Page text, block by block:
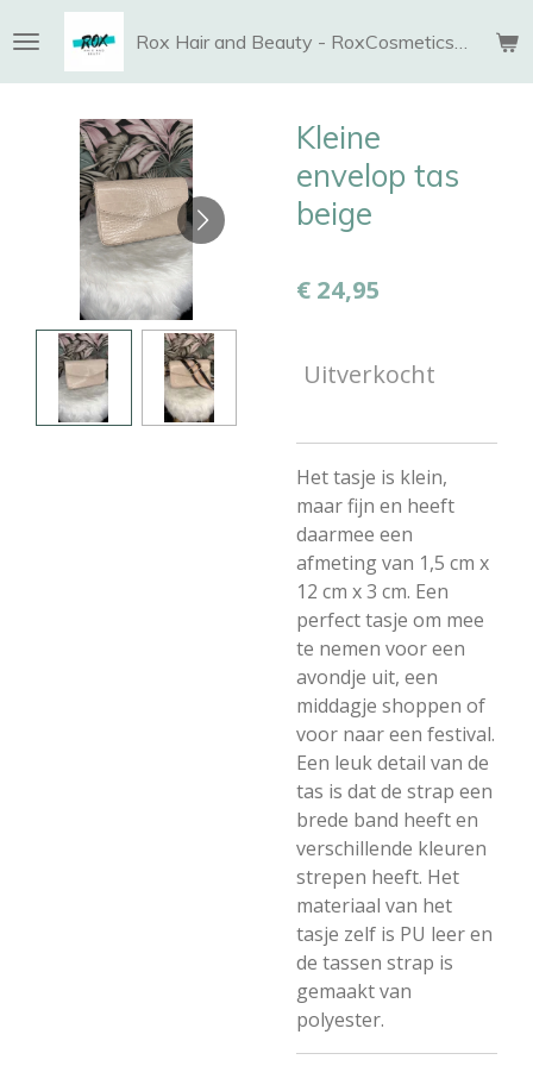
direct
naar
hoofdinhoud
Rox Hair and Beauty - RoxCosmetics and More
Kleine
envelop tas
beige
€ 24,95
Uitverkocht
Het tasje is klein,
maar fijn en heeft
daarmee een
afmeting van 1,5 cm x
12 cm x 3 cm. Een
perfect tasje om mee
te nemen voor een
avondje uit, een
middagje shoppen of
voor naar een festival.
Een leuk detail van de
tas is dat de strap een
brede band heeft en
verschillende kleuren
strepen heeft. Het
materiaal van het
tasje zelf is PU leer en
de tassen strap is
gemaakt van
polyester.